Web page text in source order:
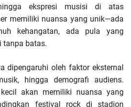
ekspresi musisi di atas
memiliki nuansa yang unik—ada
kehangatan, ada pula yang
tanpa batas.
dipengaruhi oleh faktor eksternal
hingga demografi audiens.
akan memiliki nuansa yang
festival rock di stadion